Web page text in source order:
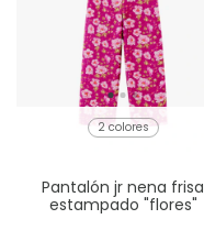
2 colores
Pantalón jr nena frisa
estampado "flores"